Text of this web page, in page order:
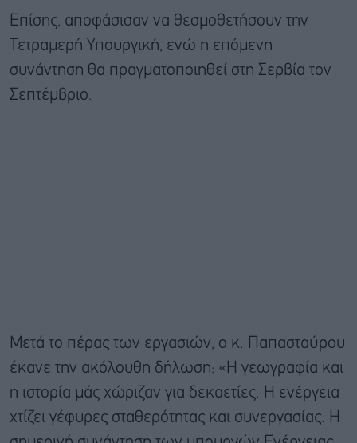
Επίσης, αποφάσισαν να θεσμοθετήσουν την
Τετραμερή Υπουργική, ενώ η επόμενη
συνάντηση θα πραγματοποιηθεί στη Σερβία τον
Σεπτέμβριο.
Μετά το πέρας των εργασιών, ο κ. Παπασταύρου
έκανε την ακόλουθη δήλωση: «Η γεωγραφία και
η ιστορία μάς χώριζαν για δεκαετίες. Η ενέργεια
χτίζει γέφυρες σταθερότητας και συνεργασίας. Η